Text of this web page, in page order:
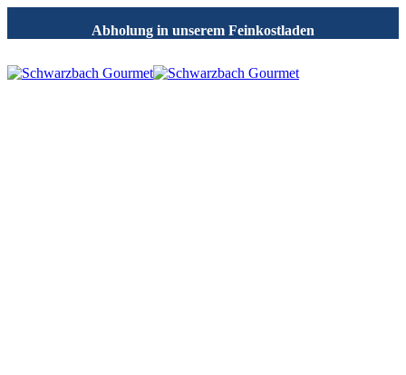
Abholung in unserem Feinkostladen